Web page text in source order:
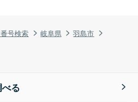
号検索 岐阜県
羽島市
る